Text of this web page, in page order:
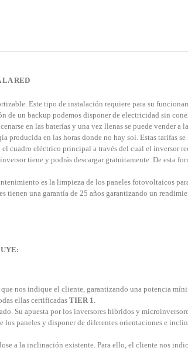
LA RED
Este tipo de instalación requiere para su
de un backup podemos disponer de electricidad sin
en las baterías y una vez llenas se puede vender a
producida en las horas donde no hay sol. Estas tarifas se
cuadro eléctrico principal a través del cual el inversor
tiene y podrás descargar gratuitamente. De esta
es la limpieza de los paneles fotovoltaicos
tienen una garantía de 25 años garantizando un
nos indique el cliente, garantizando una potencia
ellas certificadas TIER 1.
Su apuesta por los inversores híbridos y
paneles y disponer de diferentes orientaciones e
a la inclinación existente. Para ello, el cliente nos